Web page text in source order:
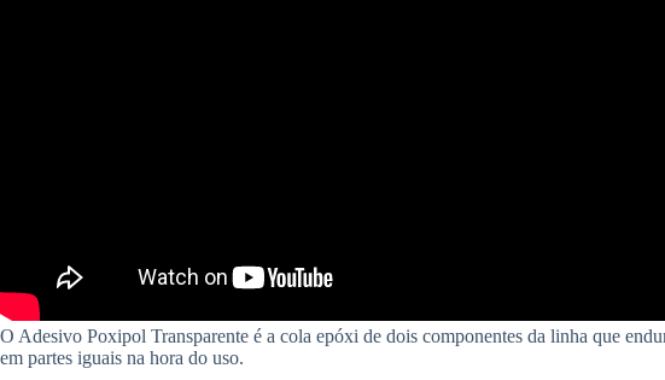
O Adesivo Poxipol Transparente é a cola epóxi de dois componentes da linha que
em partes iguais na hora do uso.